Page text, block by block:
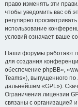
право изменять эти
чтобы уведомить вас об
регулярно
использование
условий означает ваше
Наши форумы работают
для создания
обеспечение phpBB»,
Teams»), выпущенного по
дальнейшем «GPL»).
Ограничения лицензии
связаны с организацией